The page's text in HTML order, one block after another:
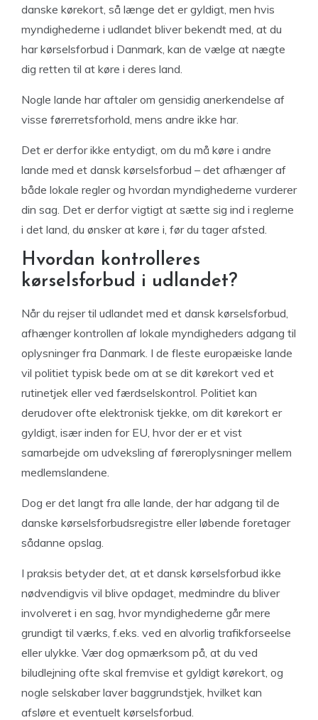
danske kørekort, så længe det er gyldigt, men hvis
myndighederne i udlandet bliver bekendt med, at du
har kørselsforbud i Danmark, kan de vælge at nægte
dig retten til at køre i deres land.
Nogle lande har aftaler om gensidig anerkendelse af
visse førerretsforhold, mens andre ikke har.
Det er derfor ikke entydigt, om du må køre i andre
lande med et dansk kørselsforbud – det afhænger af
både lokale regler og hvordan myndighederne vurderer
din sag. Det er derfor vigtigt at sætte sig ind i reglerne
i det land, du ønsker at køre i, før du tager afsted.
Hvordan kontrolleres
kørselsforbud i udlandet?
Når du rejser til udlandet med et dansk kørselsforbud,
afhænger kontrollen af lokale myndigheders adgang til
oplysninger fra Danmark. I de fleste europæiske lande
vil politiet typisk bede om at se dit kørekort ved et
rutinetjek eller ved færdselskontrol. Politiet kan
derudover ofte elektronisk tjekke, om dit kørekort er
gyldigt, især inden for EU, hvor der er et vist
samarbejde om udveksling af føreroplysninger mellem
medlemslandene.
Dog er det langt fra alle lande, der har adgang til de
danske kørselsforbudsregistre eller løbende foretager
sådanne opslag.
I praksis betyder det, at et dansk kørselsforbud ikke
nødvendigvis vil blive opdaget, medmindre du bliver
involveret i en sag, hvor myndighederne går mere
grundigt til værks, f.eks. ved en alvorlig trafikforseelse
eller ulykke. Vær dog opmærksom på, at du ved
biludlejning ofte skal fremvise et gyldigt kørekort, og
nogle selskaber laver baggrundstjek, hvilket kan
afsløre et eventuelt kørselsforbud.